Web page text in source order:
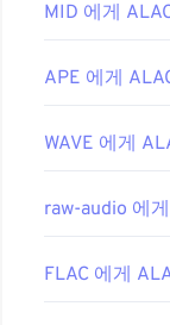
MID 에게
APE 에게
WAVE 에게
raw-audio 에
FLAC 에게